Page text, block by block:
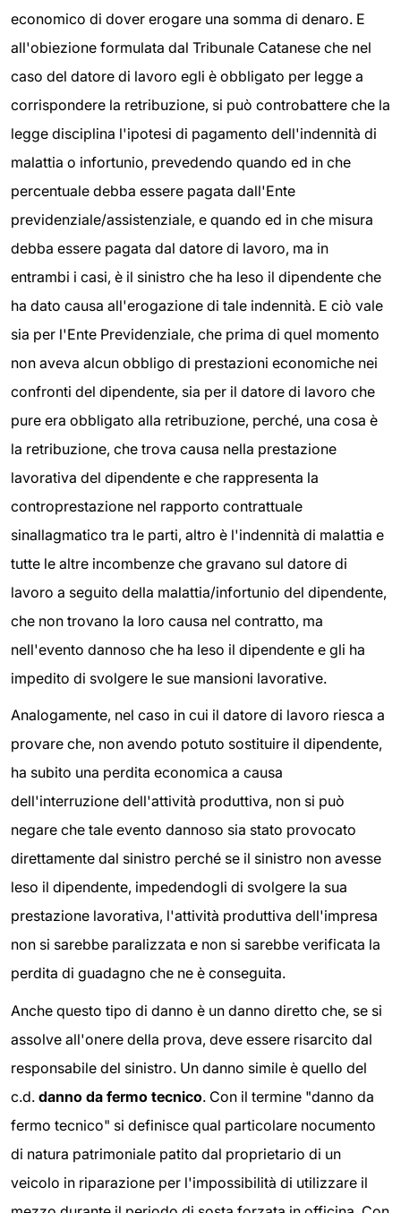
economico di dover erogare una somma di denaro. E
all'obiezione formulata dal Tribunale Catanese che nel
caso del datore di lavoro egli è obbligato per legge a
corrispondere la retribuzione, si può controbattere che la
legge disciplina l'ipotesi di pagamento dell'indennità di
malattia o infortunio, prevedendo quando ed in che
percentuale debba essere pagata dall'Ente
previdenziale/assistenziale, e quando ed in che misura
debba essere pagata dal datore di lavoro, ma in
entrambi i casi, è il sinistro che ha leso il dipendente che
ha dato causa all'erogazione di tale indennità. E ciò vale
sia per l'Ente Previdenziale, che prima di quel momento
non aveva alcun obbligo di prestazioni economiche nei
confronti del dipendente, sia per il datore di lavoro che
pure era obbligato alla retribuzione, perché, una cosa è
la retribuzione, che trova causa nella prestazione
lavorativa del dipendente e che rappresenta la
controprestazione nel rapporto contrattuale
sinallagmatico tra le parti, altro è l'indennità di malattia e
tutte le altre incombenze che gravano sul datore di
lavoro a seguito della malattia/infortunio del dipendente,
che non trovano la loro causa nel contratto, ma
nell'evento dannoso che ha leso il dipendente e gli ha
impedito di svolgere le sue mansioni lavorative.
Analogamente, nel caso in cui il datore di lavoro riesca a
provare che, non avendo potuto sostituire il dipendente,
ha subito una perdita economica a causa
dell'interruzione dell'attività produttiva, non si può
negare che tale evento dannoso sia stato provocato
direttamente dal sinistro perché se il sinistro non avesse
leso il dipendente, impedendogli di svolgere la sua
prestazione lavorativa, l'attività produttiva dell'impresa
non si sarebbe paralizzata e non si sarebbe verificata la
perdita di guadagno che ne è conseguita.
Anche questo tipo di danno è un danno diretto che, se si
assolve all'onere della prova, deve essere risarcito dal
responsabile del sinistro. Un danno simile è quello del
c.d. danno da fermo tecnico. Con il termine "danno da
fermo tecnico" si definisce qual particolare nocumento
di natura patrimoniale patito dal proprietario di un
veicolo in riparazione per l'impossibilità di utilizzare il